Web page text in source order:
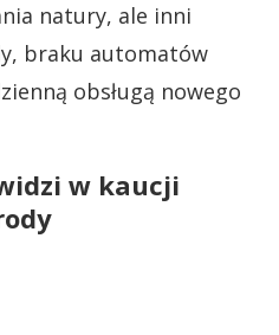
natury, ale inni
braku automatów
obsługą nowego
w kaucji